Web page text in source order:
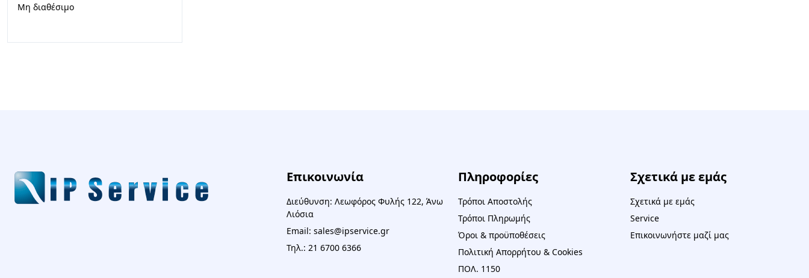
Μη διαθέσιμο
Επικοινωνία
Διεύθυνση: Λεωφόρος Φυλής 122, Άνω
Λιόσια
Email: sales@ipservice.gr
Τηλ.: 21 6700 6366
Πληροφορίες
Τρόποι Αποστολής
Τρόποι Πληρωμής
Όροι & προϋποθέσεις
Πολιτική Απορρήτου & Cookies
ΠΟΛ. 1150
Σχετικά με εμάς
Σχετικά με εμάς
Service
Επικοινωνήστε μαζί μας